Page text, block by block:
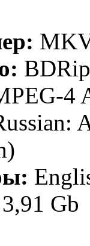
4
3,91 Gb